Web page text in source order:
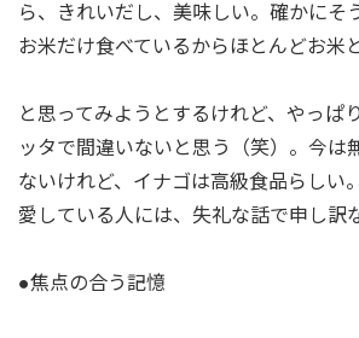
ら、きれいだし、美味しい。確かにそ
お米だけ食べているからほとんどお米
と思ってみようとするけれど、やっぱ
ッタで間違いないと思う（笑）。今は
ないけれど、イナゴは高級食品らしい
愛している人には、失礼な話で申し訳
●焦点の合う記憶